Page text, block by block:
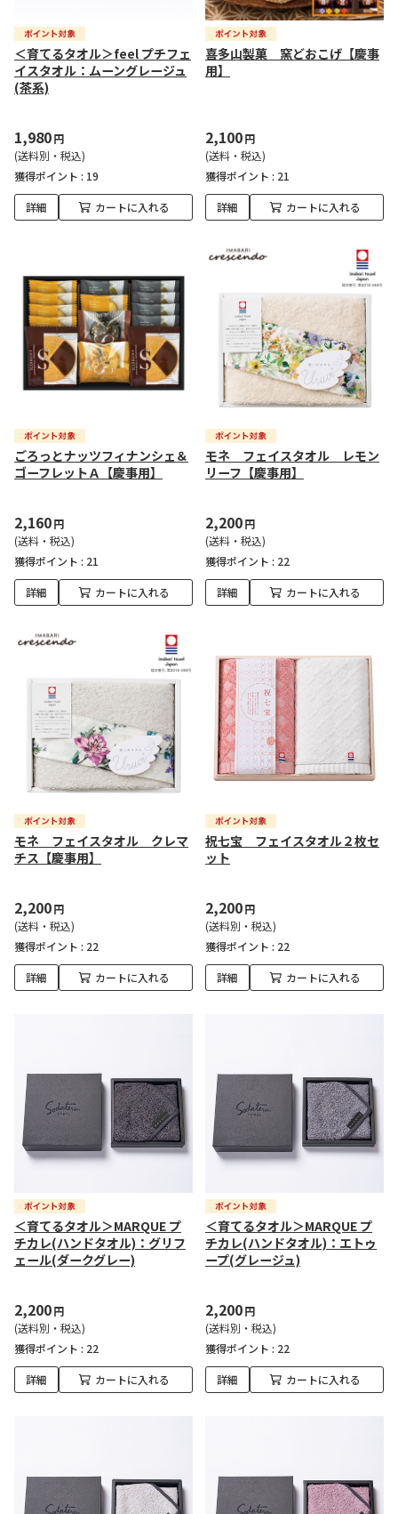
＜育てるタオル＞feel プチフェ
イスタオル：ムーングレージュ
(茶系)
1,980円
(送料別・税込)
獲得ポイント : 19
詳細 カートに入れる
喜多山製菓 窯どおこげ【慶事
用】
2,100円
(送料・税込)
獲得ポイント : 21
詳細 カートに入れる
ごろっとナッツフィナンシェ＆
ゴーフレットＡ【慶事用】
2,160円
(送料・税込)
獲得ポイント : 21
詳細 カートに入れる
モネ フェイスタオル レモン
リーフ【慶事用】
2,200円
(送料・税込)
獲得ポイント : 22
詳細 カートに入れる
モネ フェイスタオル クレマ
チス【慶事用】
2,200円
(送料・税込)
獲得ポイント : 22
詳細 カートに入れる
祝七宝 フェイスタオル２枚セ
ット
2,200円
(送料別・税込)
獲得ポイント : 22
詳細 カートに入れる
＜育てるタオル＞MARQUE プ
チカレ(ハンドタオル)：グリフ
ェール(ダークグレー)
2,200円
(送料別・税込)
獲得ポイント : 22
詳細 カートに入れる
＜育てるタオル＞MARQUE プ
チカレ(ハンドタオル)：エトゥ
ープ(グレージュ)
2,200円
(送料別・税込)
獲得ポイント : 22
詳細 カートに入れる